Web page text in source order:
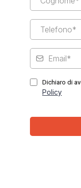
Dichiaro di
Policy